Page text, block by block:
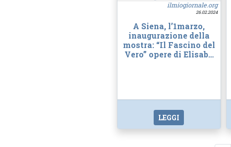
ilmiogiornale.org
26.02.2024
A Siena, l’1marzo,
inaugurazione della
mostra: “Il Fascino del
Vero” opere di Elisab…
LEGGI